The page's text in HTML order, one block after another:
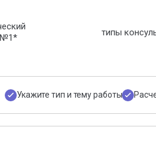
* типы
Укажите тип и тему работы